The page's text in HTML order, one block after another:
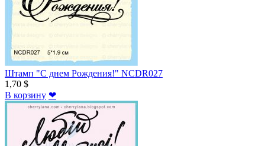
Штамп "С днем Рождения!" NCDR027
1,70 $
В корзину ❤